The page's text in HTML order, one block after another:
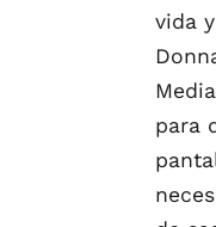
vida
para